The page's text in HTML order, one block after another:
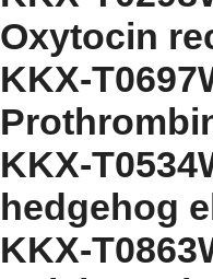
Oxytocin
KKX-
KKX-
hedgehog
KKX-